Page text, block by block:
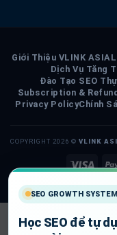
Visa
Giới Thiệu VLINK ASIA
Dịch Vụ Tăng
Đào Tạo SEO
Subscription &
Privacy PolicyChính
COPYRIGHT 2026 © VLINK
SEO GROWTH
Học SEO để tự